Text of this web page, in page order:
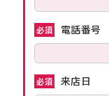
必須 電話番号
必須 来店日